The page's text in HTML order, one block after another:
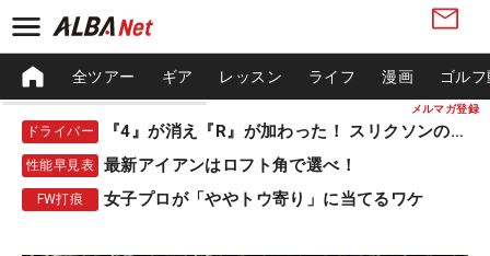
メルマガ登録
全ツアー ギア レッスン ライフ 漫画 ゴル
ドライバー 『4』が消え『R』が加わった！ スリクソンの新作
性能早見表 最新アイアンはロフト角で選べ！
FW打痕 女子プロが「ややトウ寄り」に当てるワケ